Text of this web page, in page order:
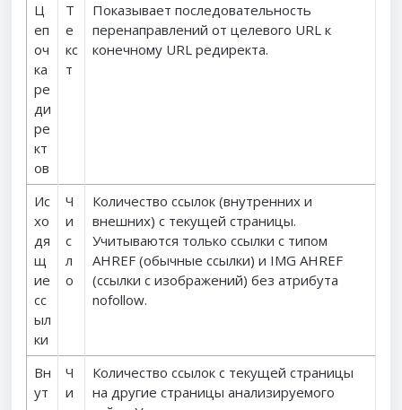
Ц
еп
оч
ка
ре
ди
ре
кт
ов
Т
е
кс
т
Показывает последовательность
перенаправлений от целевого URL к
конечному URL редиректа.
Ис
хо
дя
щ
ие
сс
ыл
ки
Ч
и
с
л
о
Количество ссылок (внутренних и
внешних) с текущей страницы.
Учитываются только ссылки с типом
AHREF (обычные ссылки) и IMG AHREF
(ссылки с изображений) без атрибута
nofollow.
Вн
ут
Ч
и
Количество ссылок с текущей страницы
на другие страницы анализируемого